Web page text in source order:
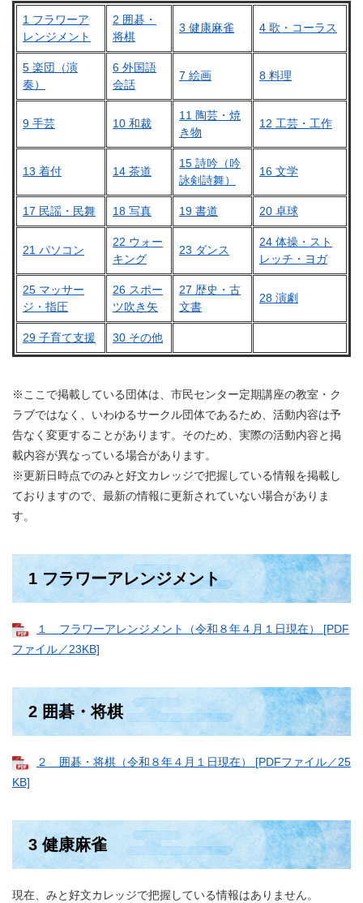
1 フラワーア
レンジメント
2 囲碁・
将棋
3 健康麻雀 4 歌・コーラス
5 楽団（演
奏）
6 外国語
会話
7 絵画 8 料理
9 手芸 10 和裁
11 陶芸・焼
き物
12 工芸・工作
13 着付 14 茶道
15 詩吟（吟
詠剣詩舞）
16 文学
17 民謡・民舞 18 写真 19 書道 20 卓球
21 パソコン
22 ウォー
キング
23 ダンス
24 体操・スト
レッチ・ヨガ
25 マッサー
ジ・指圧
26 スポー
ツ吹き矢
27 歴史・古
文書
28 演劇
29 子育て支援 30 その他
※ここで掲載している団体は、市民センター定期講座の教室・ク
ラブではなく、いわゆるサークル団体であるため、活動内容は予
告なく変更することがあります。そのため、実際の活動内容と掲
載内容が異なっている場合があります。
※更新日時点でのみと好文カレッジで把握している情報を掲載し
ておりますので、最新の情報に更新されていない場合がありま
す。
1 フラワーアレンジメント
１ フラワーアレンジメント（令和８年４月１日現在） [PDF
ファイル／23KB]
2 囲碁・将棋
２ 囲碁・将棋（令和８年４月１日現在） [PDFファイル／25
KB]
3 健康麻雀
現在、みと好文カレッジで把握している情報はありません。